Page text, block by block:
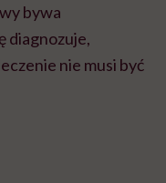
bywa
diagnozuje,
nie musi być